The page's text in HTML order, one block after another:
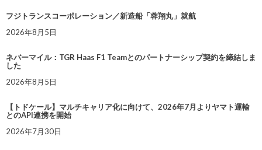
フジトランスコーポレーション／新造船「蓉翔丸」就航
2026年8月5日
ネバーマイル：TGR Haas F1 Teamとのパートナーシップ契約を締結しま
した
2026年8月5日
【トドケール】マルチキャリア化に向けて、2026年7月よりヤマト運輸
とのAPI連携を開始
2026年7月30日